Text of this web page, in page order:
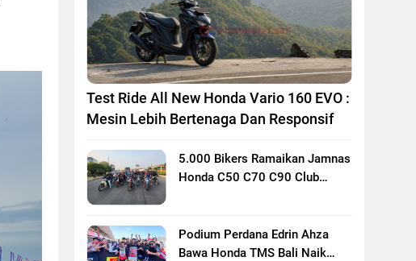
Test Ride All New Honda Vario 160 EVO :
Mesin Lebih Bertenaga Dan Responsif
5.000 Bikers Ramaikan Jamnas
Honda C50 C70 C90 Club
Motor Klasik Honda
Podium Perdana Edrin Ahza
Bawa Honda TMS Bali Naik